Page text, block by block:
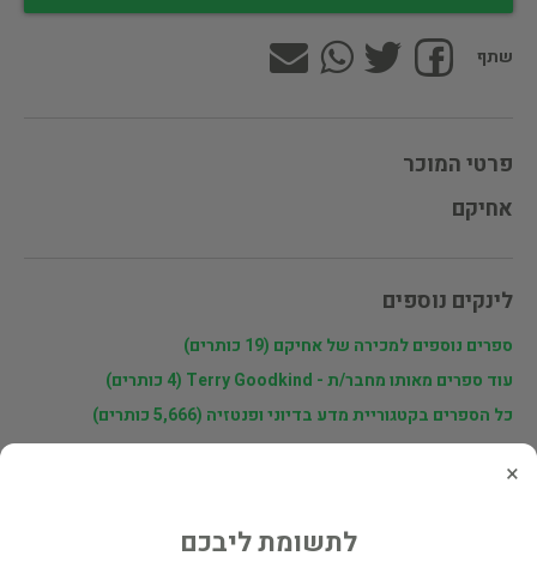
שתף
פרטי המוכר
אחיקם
לינקים נוספים
ספרים נוספים למכירה של אחיקם (19 כותרים)
עוד ספרים מאותו מחבר/ת - Terry Goodkind (4 כותרים)
כל הספרים בקטגוריית מדע בדיוני ופנטזיה (5,666 כותרים)
בעל הספר? לחץ כאן לעריכה/הסרה×
לתשומת ליבכם